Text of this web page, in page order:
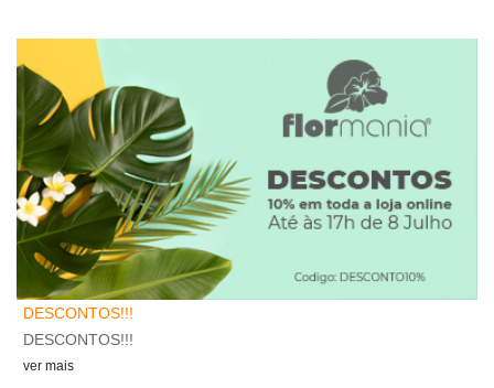
DESCONTOS!!!
DESCONTOS!!!
ver mais